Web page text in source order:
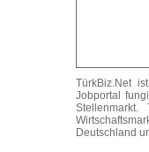
TürkBiz.Net
Jobportal
Deutschland